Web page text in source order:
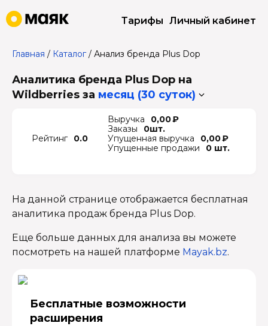
Тарифы Личный кабинет
Главная / Каталог/ Анализ бренда Plus Dop
Аналитика бренда Plus Dop на
Wildberries за месяц (30 суток)
Рейтинг 0.0
Выручка
0,00 ₽
Заказы
0шт.
Упущенная выручка
0,00 ₽
Упущенные продажи
0 шт.
На данной странице отображается бесплатная
аналитика продаж бренда Plus Dop.
Еще больше данных для анализа вы можете
посмотреть на нашей платформе Mayak.bz.
Бесплатные возмож­ности
расширения